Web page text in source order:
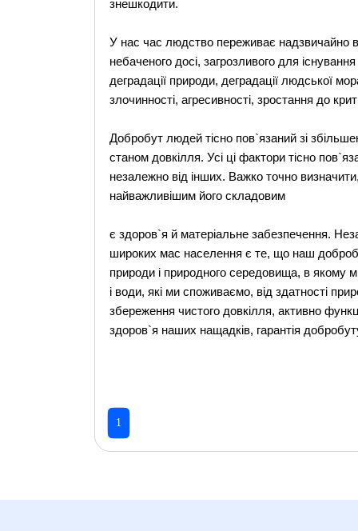
знешкодити.
У нас час людство переживає надзвичайно
небаченого досі, загрозливого для
деградації природи, деградації людської
злочинності, агресивності, зростання до
Добробут людей тісно пов`язаний зі
станом довкілля. Усі ці фактори тісно
незалежно від інших. Важко точно
найважливішим його складовим
є здоров`я й матеріальне забезпечення.
широких мас населення є те, що наш
природи і природного середовища, в якому
і води, які ми споживаємо, від здатності
збереження чистого довкілля, активно
здоров`я наших нащадків, гарантія
1